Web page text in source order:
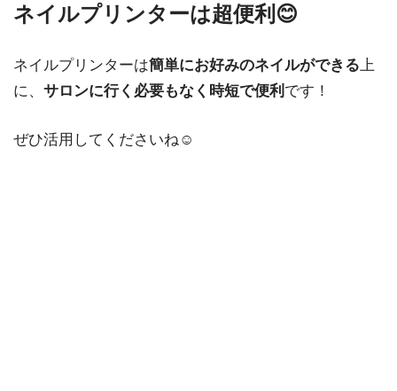
ネイルプリンターは超便利😊
ネイルプリンターは簡単にお好みのネイルができる上
に、 サロンに行く必要もなく時短で便利 です！
ぜひ活用してくださいね☺️